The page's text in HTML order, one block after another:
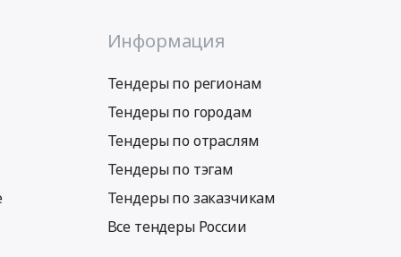
Информация
Тендеры по регионам
Тендеры по городам
Тендеры по отраслям
Тендеры по тэгам
Тендеры по заказчикам
Все тендеры России